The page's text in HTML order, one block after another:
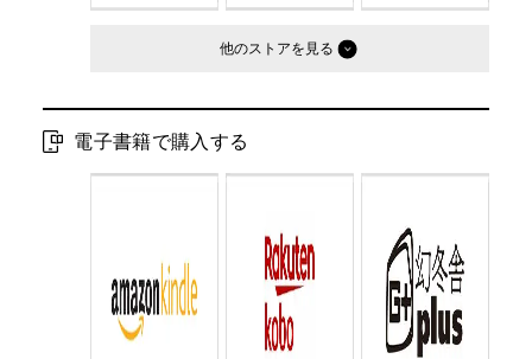
他のストア
電子書籍で購入する